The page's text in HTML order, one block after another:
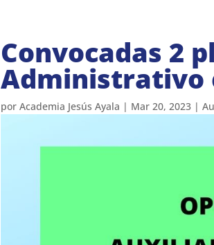
Convocadas 2
Administrativo
por Academia Jesús Ayala | Mar 20, 2023|